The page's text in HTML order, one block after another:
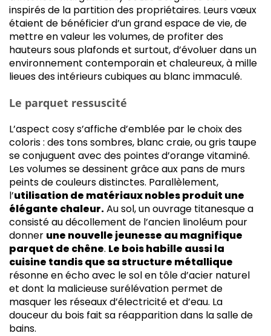
inspirés de la partition des propriétaires. Leurs vœux
étaient de bénéficier d’un grand espace de vie, de
mettre en valeur les volumes, de profiter des
hauteurs sous plafonds et surtout, d’évoluer dans un
environnement contemporain et chaleureux, à mille
lieues des intérieurs cubiques au blanc immaculé.
Le parquet ressuscité
L’aspect cosy s’affiche d’emblée par le choix des
coloris : des tons sombres, blanc craie, ou gris taupe
se conjuguent avec des pointes d’orange vitaminé.
Les volumes se dessinent grâce aux pans de murs
peints de couleurs distinctes. Parallèlement,
l’utilisation de matériaux nobles produit une
élégante chaleur.Au sol, un ouvrage titanesque a
consisté au décollement de l’ancien linoléum pour
donner une nouvelle jeunesse au magnifique
parquet de chêne. Le bois habille aussi la
cuisine tandis que sa structure métallique
résonne en écho avec le sol en tôle d’acier naturel
et dont la malicieuse surélévation permet de
masquer les réseaux d’électricité et d’eau. La
douceur du bois fait sa réapparition dans la salle de
bains.